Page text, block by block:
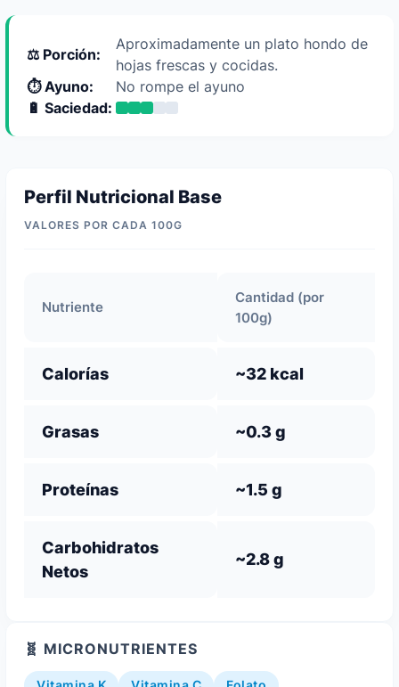
⚖️ Porción:
Aproximadamente un plato hondo de
hojas frescas y cocidas.
⏱️ Ayuno:
No rompe el ayuno
🔋 Saciedad:
Perfil Nutricional Base
VALORES POR CADA 100G
Nutriente
Cantidad (por
100g)
Calorías ~32 kcal
Grasas ~0.3 g
Proteínas ~1.5 g
Carbohidratos
Netos
~2.8 g
🧬 MICRONUTRIENTES